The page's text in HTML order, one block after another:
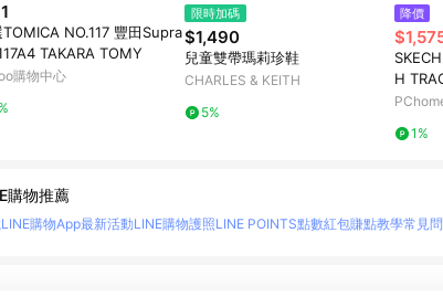
NO.117 豐田Supra
TAKARA TOMY
購物中心
限時加碼
$1,490
兒童雙帶瑪莉珍鞋
CHARLES & KEITH
5%
降價
H
1%
購物推薦
購物App最新活動LINE購物護照LINE POINTS點數紅包賺點教學常見